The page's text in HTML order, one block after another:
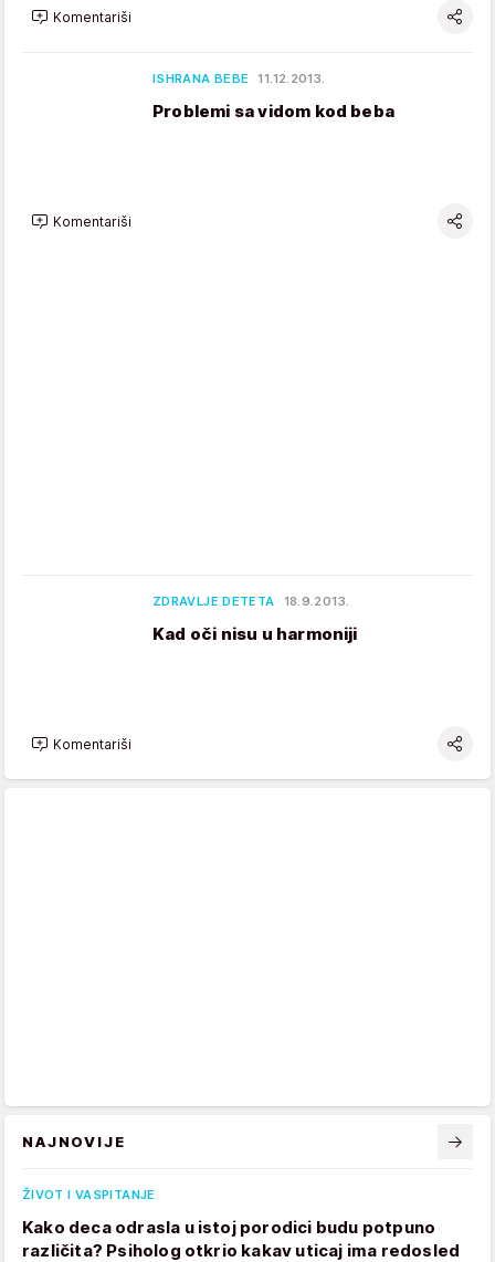
Komentariši
ISHRANA BEBE 11.12.2013.
Problemi sa vidom kod beba
Komentariši
ZDRAVLJE DETETA 18.9.2013.
Kad oči nisu u harmoniji
Komentariši
NAJNOVIJE
ŽIVOT I VASPITANJE
Kako deca odrasla u istoj porodici budu potpuno
različita? Psiholog otkrio kakav uticaj ima redosled